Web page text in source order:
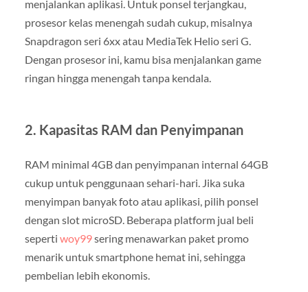
menjalankan aplikasi. Untuk ponsel terjangkau,
prosesor kelas menengah sudah cukup, misalnya
Snapdragon seri 6xx atau MediaTek Helio seri G.
Dengan prosesor ini, kamu bisa menjalankan game
ringan hingga menengah tanpa kendala.
2. Kapasitas RAM dan Penyimpanan
RAM minimal 4GB dan penyimpanan internal 64GB
cukup untuk penggunaan sehari-hari. Jika suka
menyimpan banyak foto atau aplikasi, pilih ponsel
dengan slot microSD. Beberapa platform jual beli
seperti woy99sering menawarkan paket promo
menarik untuk smartphone hemat ini, sehingga
pembelian lebih ekonomis.